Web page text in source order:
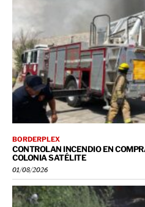
BORDERPLEX
CONTROLAN INCENDIO EN
COLONIA SATÉLITE
01/08/2026